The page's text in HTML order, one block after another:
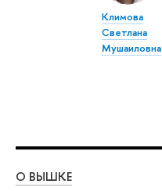
Климова
Светлана
Мушаиловна
О ВЫШКЕ